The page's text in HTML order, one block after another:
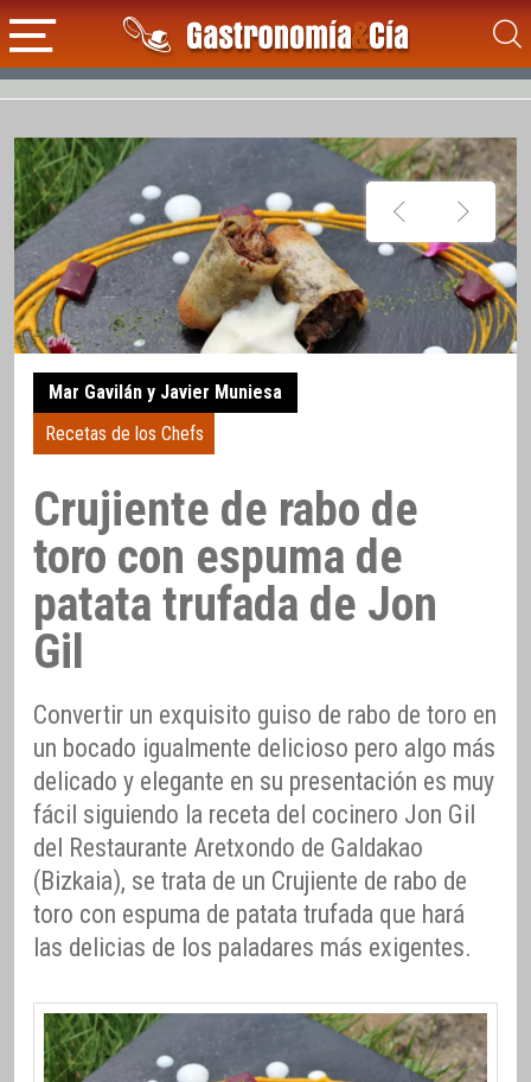
Mar Gavilán y Javier Muniesa
Recetas de los Chefs
Crujiente de rabo de
toro con espuma de
patata trufada de Jon
Gil
Convertir un exquisito guiso de rabo de toro en
un bocado igualmente delicioso pero algo más
delicado y elegante en su presentación es muy
fácil siguiendo la receta del cocinero Jon Gil
del Restaurante Aretxondo de Galdakao
(Bizkaia), se trata de un Crujiente de rabo de
toro con espuma de patata trufada que hará
las delicias de los paladares más exigentes.